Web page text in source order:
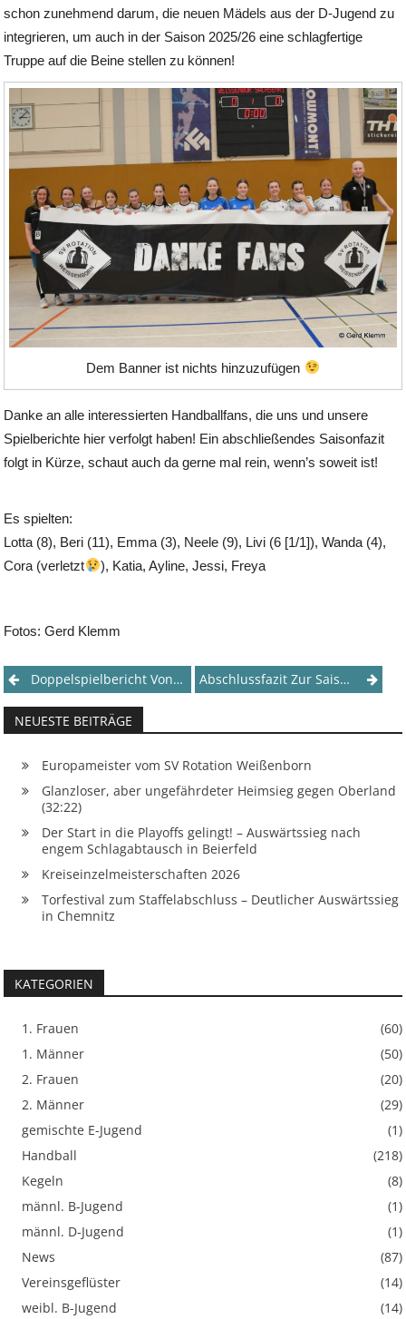
schon zunehmend darum, die neuen Mädels aus der D-Jugend zu
integrieren, um auch in der Saison 2025/26 eine schlagfertige
Truppe auf die Beine stellen zu können!
Dem Banner ist nichts hinzuzufügen
Danke an alle interessierten Handballfans, die uns und unsere
Spielberichte hier verfolgt haben! Ein abschließendes Saisonfazit
folgt in Kürze, schaut auch da gerne mal rein, wenn’s soweit ist!
Es spielten:
Lotta (8), Beri (11), Emma (3), Neele (9), Livi (6 [1/1]), Wanda (4),
Cora (verletzt
), Katia, Ayline, Jessi, Freya
Fotos: Gerd Klemm
Post
navigation
Doppelspielbericht Von Den Auswärtsspielen Des Vergangenen Wochenendes Abschlussfazit Zur Saison 2024/25
NEUESTE BEITRÄGE
Europameister vom SV Rotation Weißenborn
Glanzloser, aber ungefährdeter Heimsieg gegen Oberland
(32:22)
Der Start in die Playoffs gelingt! – Auswärtssieg nach
engem Schlagabtausch in Beierfeld
Kreiseinzelmeisterschaften 2026
Torfestival zum Staffelabschluss – Deutlicher Auswärtssieg
in Chemnitz
KATEGORIEN
1. Frauen
(60)
1. Männer
(50)
2. Frauen
(20)
2. Männer
(29)
gemischte E-Jugend
(1)
Handball
(218)
Kegeln
(8)
männl. B-Jugend
(1)
männl. D-Jugend
(1)
News
(87)
Vereinsgeflüster
(14)
weibl. B-Jugend
(14)